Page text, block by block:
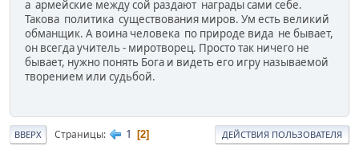
а армейские между сой раздают награды сами себе.
Такова политика существования миров. Ум есть великий
обманщик. А воина человека по природе вида не бывает,
он всегда учитель - миротворец. Просто так ничего не
бывает, нужно понять Бога и видеть его игру называемой
творением или судьбой.
ВВЕРХ Страницы 1 2 ДЕЙСТВИЯ ПОЛЬЗОВАТЕЛЯ